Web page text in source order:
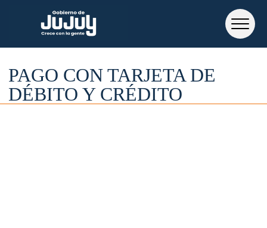
PAGO CON TARJETA DE
DÉBITO Y CRÉDITO